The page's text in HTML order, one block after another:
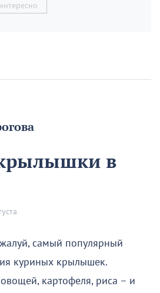
в
самый популярный
куриных крылышек.
картофеля, риса – и